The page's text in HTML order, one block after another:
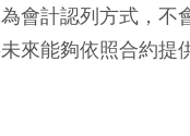
會計認列方式，
來能夠依照合約